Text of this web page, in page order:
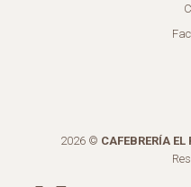
2026 © CAFEBRERÍA EL